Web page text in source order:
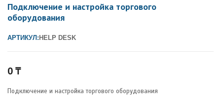
Подключение и настройка торгового
оборудования
АРТИКУЛ:HELP DESK
0₸
Подключение и настройка торгового оборудования